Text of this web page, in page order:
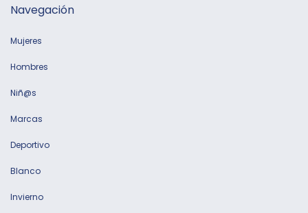
Navegación
Mujeres
Hombres
Niñ@s
Marcas
Deportivo
Blanco
Invierno